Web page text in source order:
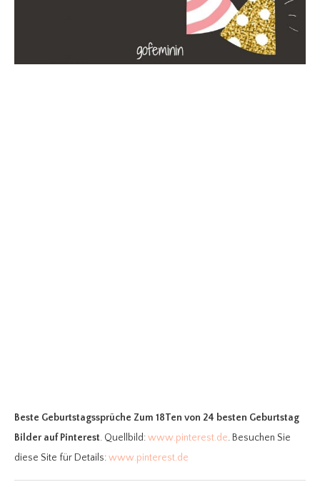
Beste Geburtstagssprüche Zum 18Ten von 24 besten Geburtstag
Bilder auf Pinterest. Quellbild:www.pinterest.de. Besuchen Sie
diese Site für Details:www.pinterest.de